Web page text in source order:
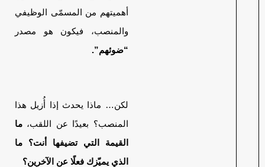
أهميتهم من المسمّى الوظيفي
والمنصب، فيكون هو مصدر
“ضوئهم”.
لكن… ماذا يحدث إذا أُزيل هذا
المنصب؟ بعيدًا عن اللقب، ما
القيمة التي تضيفها أنت؟ ما
الذي يميّزك فعلًا عن الآخرين؟